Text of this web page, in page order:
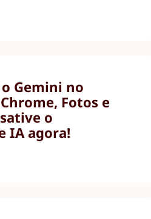
Gemini no
Fotos e
o
IA agora!